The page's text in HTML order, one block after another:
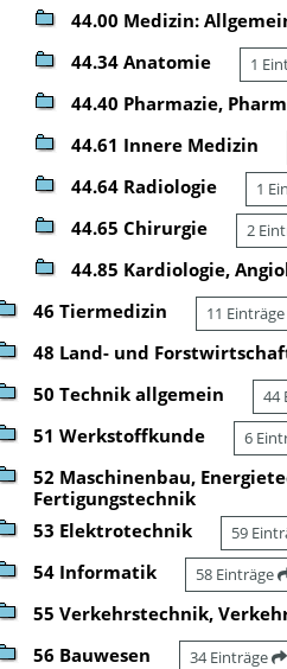
44.00 Medizin:
44.34 Anatomie 1
44.40 Pharmazie,
44.61 Innere Medizin
44.64 Radiologie 1
44.65 Chirurgie 2
44.85 Kardiologie,
46 Tiermedizin 11 Einträge
48 Land- und
50 Technik allgemein 44
51 Werkstoffkunde 6
52 Maschinenbau,
Fertigungstechnik
53 Elektrotechnik 59
54 Informatik 58 Einträge
55 Verkehrstechnik,
56 Bauwesen 34 Einträge